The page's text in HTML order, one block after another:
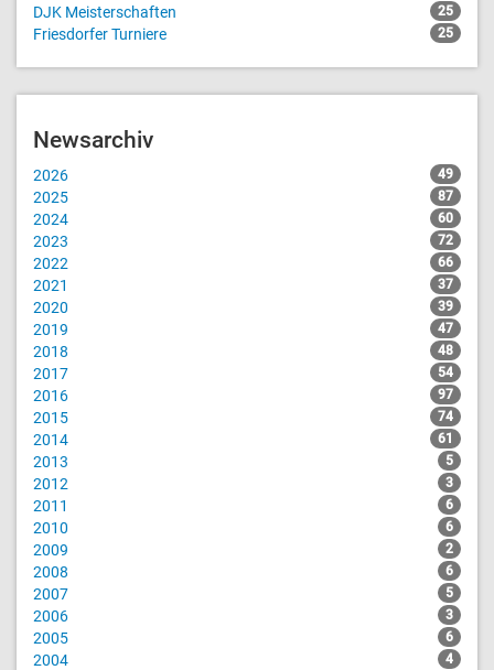
DJK Meisterschaften 25
Friesdorfer Turniere 25
Newsarchiv
2026 49
2025 87
2024 60
2023 72
2022 66
2021 37
2020 39
2019 47
2018 48
2017 54
2016 97
2015 74
2014 61
2013 5
2012 3
2011 6
2010 6
2009 2
2008 6
2007 5
2006 3
2005 6
2004 4